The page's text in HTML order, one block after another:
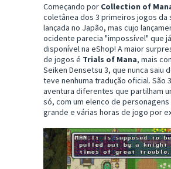
Começando por Collection of
coletânea dos 3 primeiros jogos da
lançada no Japão, mas cujo
ocidente parecia "impossível" que
disponível na eShop! A maior
de jogos é Trials of Mana, mais
Seiken Densetsu 3, que nunca saiu
teve nenhuma tradução oficial. São
aventura diferentes que partilham
só, com um elenco de
grande e várias horas de jogo por